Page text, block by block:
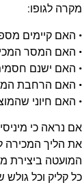
מקרה לגופו:
• האם קיימים
• האם המסר
• האם ישנם
• האם הרחבת
• האם חיוני
אם נראה כי
את הליך המכירה
המועטה ביצירת
כל קליק וכל